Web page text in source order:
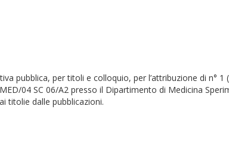
pubblica, per titoli e colloquio, per l’attribuzione di
04 SC 06/A2 presso il Dipartimento di Medicina
titolie dalle pubblicazioni.